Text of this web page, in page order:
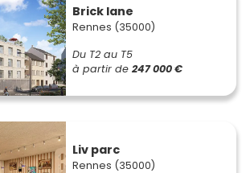
Brick lane
Rennes (35000)
Du T2 au T5
à partir de 247 000 €
Liv parc
Rennes (35000)